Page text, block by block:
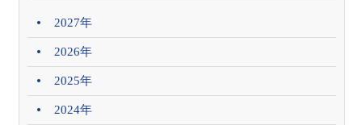
2027年
2026年
2025年
2024年